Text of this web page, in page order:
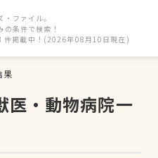
ファイル。
条件で検索！
件掲載中！(2026年08月10日現在)
果
医・動物病院一